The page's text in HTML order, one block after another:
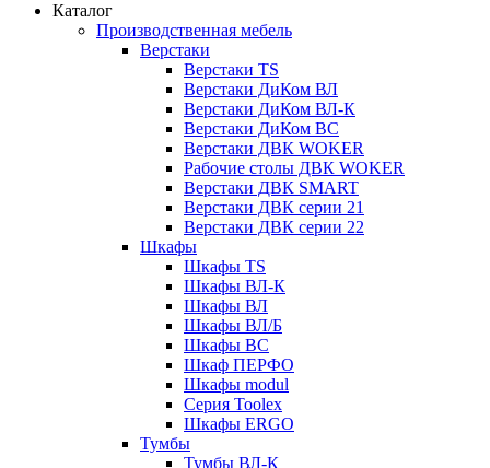
Каталог
Производственная мебель
Верстаки
Верстаки TS
Верстаки ДиКом ВЛ
Верстаки ДиКом ВЛ-К
Верстаки ДиКом ВС
Верстаки ДВК WOKER
Рабочие столы ДВК WOKER
Верстаки ДВК SMART
Верстаки ДВК серии 21
Верстаки ДВК серии 22
Шкафы
Шкафы TS
Шкафы ВЛ-К
Шкафы ВЛ
Шкафы ВЛ/Б
Шкафы ВС
Шкаф ПЕРФО
Шкафы modul
Серия Toolex
Шкафы ERGO
Тумбы
Тумбы ВЛ-К